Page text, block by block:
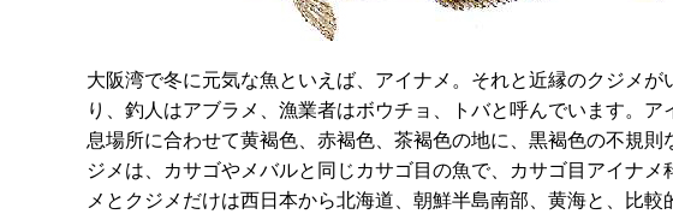
大阪湾で冬に元気な魚といえば、アイナメ。それと近縁のクジメ
り、釣人はアブラメ、漁業者はボウチョ、トバと呼んでいます。
息場所に合わせて黄褐色、赤褐色、茶褐色の地に、黒褐色の不規
ジメは、カサゴやメバルと同じカサゴ目の魚で、カサゴ目アイナ
メとクジメだけは西日本から北海道、朝鮮半島南部、黄海と、比